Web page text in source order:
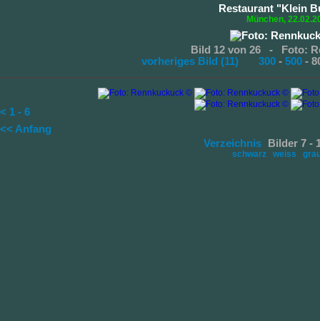
Restaurant "Klein
München,
Bild 12 von 26 - Foto:
vorheriges Bild (11)
300- 500-
< 1 - 6
<< Anfang
Verzeichnis
Bilder 7 -
schwarz weiss